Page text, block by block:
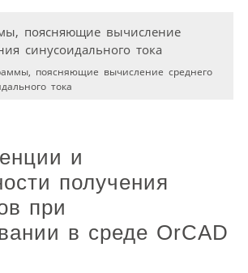
поясняющие вычисление среднего
тока
и
получения
при
в среде OrCAD